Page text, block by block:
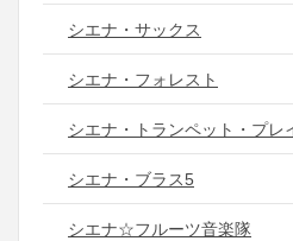
シエナ・サックス
シエナ・フォレスト
シエナ・トランペット・プレ
シエナ・ブラス5
シエナ☆フルーツ音楽隊